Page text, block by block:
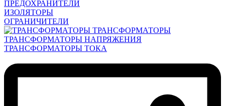
ПРЕДОХРАНИТЕЛИ
ИЗОЛЯТОРЫ
ОГРАНИЧИТЕЛИ
ТРАНСФОРМАТОРЫ
ТРАНСФОРМАТОРЫ НАПРЯЖЕНИЯ
ТРАНСФОРМАТОРЫ ТОКА